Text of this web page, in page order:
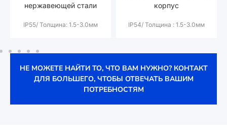
нержавеющей стали
IP55/ Толщина: 1.5-3.0мм
корпус
IP54/ Толщина : 1.5-3.0мм
НЕ МОЖЕТЕ НАЙТИ ТО, ЧТО ВАМ НУЖНО? КОНТАКТ
ДЛЯ БОЛЬШЕГО, ЧТОБЫ ОТВЕЧАТЬ ВАШИМ
ПОТРЕБНОСТЯМ